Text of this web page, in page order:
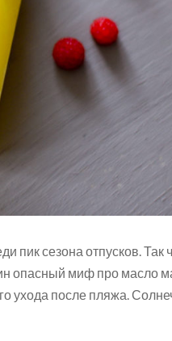
пик сезона отпусков. Так
опасный миф про масло
ухода после пляжа.